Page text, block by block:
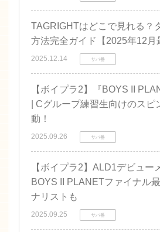
TAGRIGHTはどこで見れる？
方法完全ガイド【2025年12月
2025.12.14 サバ番
【ボイプラ2】『BOYS II
| Cグループ練習生向けのス
動！
2025.09.26 サバ番
【ボイプラ2】ALD1デビュー
BOYS II PLANETファイナル
ナリストも
2025.09.25 サバ番